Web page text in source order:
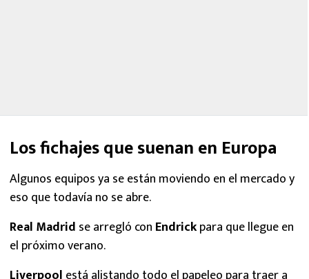
Los fichajes que suenan en Europa
Algunos equipos ya se están moviendo en el mercado y
eso que todavía no se abre.
Real Madrid se arregló con Endrickpara que llegue en
el próximo verano.